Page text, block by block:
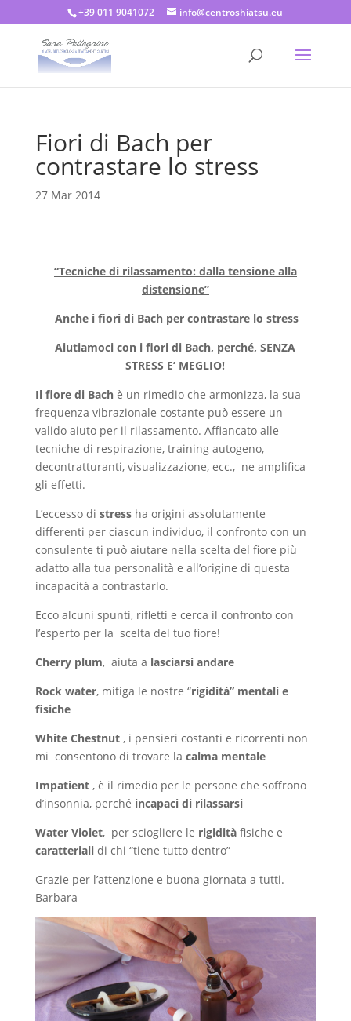
+39 011 9041072 info@centroshiatsu.eu
Fiori di Bach per
contrastare lo stress
27 Mar 2014
“Tecniche di rilassamento: dalla tensione alla
distensione”
Anche i fiori di Bach per contrastare lo stress
Aiutiamoci con i fiori di Bach, perché, SENZA
STRESS E’ MEGLIO!
Il fiore di Bachè un rimedio che armonizza, la sua
frequenza vibrazionale costante può essere un
valido aiuto per il rilassamento. Affiancato alle
tecniche di respirazione, training autogeno,
decontratturanti, visualizzazione, ecc., ne amplifica
gli effetti.
L’eccesso di stressha origini assolutamente
differenti per ciascun individuo, il confronto con un
consulente ti può aiutare nella scelta del fiore più
adatto alla tua personalità e all’origine di questa
incapacità a contrastarlo.
Ecco alcuni spunti, rifletti e cerca il confronto con
l’esperto per la scelta del tuo fiore!
Cherry plum, aiuta a lasciarsi andare
Rock water, mitiga le nostre “rigidità” mentali e
fisiche
White Chestnut, i pensieri costanti e ricorrenti non
mi consentono di trovare la calma mentale
Impatient, è il rimedio per le persone che soffrono
d’insonnia, perché incapaci di rilassarsi
Water Violet, per sciogliere le rigiditàfisiche e
caratterialidi chi “tiene tutto dentro”
Grazie per l’attenzione e buona giornata a tutti.
Barbara